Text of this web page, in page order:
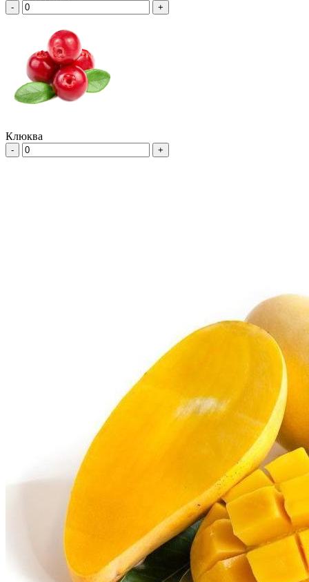
- +
Клюква
- +